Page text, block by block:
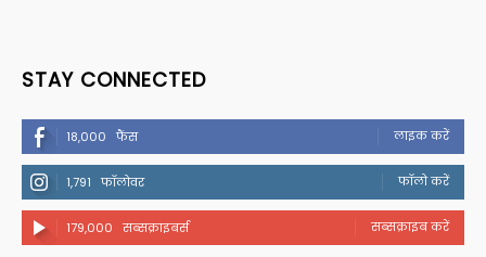
STAY CONNECTED
18,000 फैंस लाइक करें
1,791 फॉलोवर फॉलो करें
179,000 सब्सक्राइबर्स सब्सक्राइब करें